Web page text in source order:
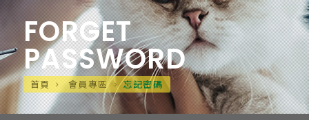
FORGET
PASSWORD
首頁 會員專區 忘記密碼